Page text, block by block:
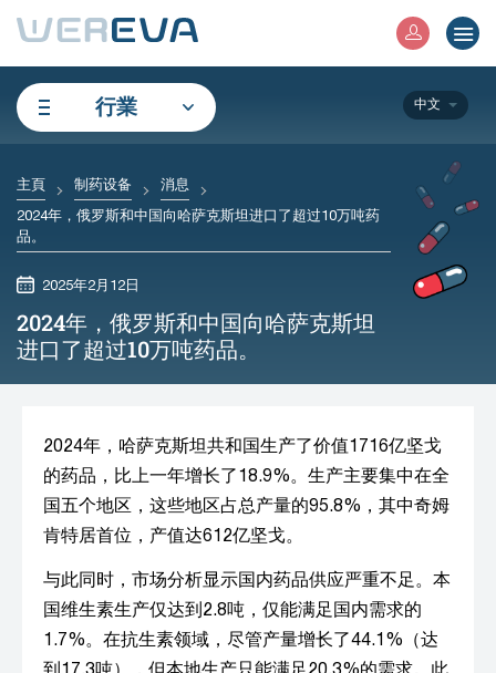
行業 中文
主頁 制药设备 消息
2024年，俄罗斯和中国向哈萨克斯坦进口了超过10万吨药
品。
2025年2月12日
2024年，俄罗斯和中国向哈萨克斯坦
进口了超过10万吨药品。
2024年，哈萨克斯坦共和国生产了价值1716亿坚戈
的药品，比上一年增长了18.9%。生产主要集中在全
国五个地区，这些地区占总产量的95.8%，其中奇姆
肯特居首位，产值达612亿坚戈。
与此同时，市场分析显示国内药品供应严重不足。本
国维生素生产仅达到2.8吨，仅能满足国内需求的
1.7%。在抗生素领域，尽管产量增长了44.1%（达